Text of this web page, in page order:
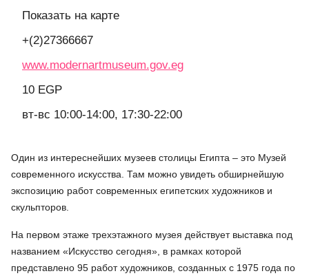
Показать на карте
+(2)27366667
www.modernartmuseum.gov.eg
10 EGP
вт-вс 10:00-14:00, 17:30-22:00
Один из интереснейших музеев столицы Египта – это Музей
современного искусства. Там можно увидеть обширнейшую
экспозицию работ современных египетских художников и
скульпторов.
На первом этаже трехэтажного музея действует выставка под
названием «Искусство сегодня», в рамках которой
представлено 95 работ художников, созданных с 1975 года по